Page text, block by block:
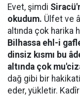
Evet, şimdi
okudum. Ülfet ve
altında çok harika
Bilhassa ehl-i
dinsiz kısmı bu
altında çok
dağ gibi bir
eder, yükletir.